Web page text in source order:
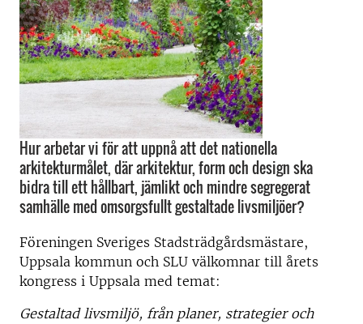
Hur arbetar vi för att uppnå att det nationella
arkitekturmålet, där arkitektur, form och design ska
bidra till ett hållbart, jämlikt och mindre segregerat
samhälle med omsorgsfullt gestaltade livsmiljöer?
Föreningen Sveriges Stadsträdgårdsmästare,
Uppsala kommun och SLU välkomnar till årets
kongress i Uppsala med temat:
Gestaltad livsmiljö, från planer, strategier och